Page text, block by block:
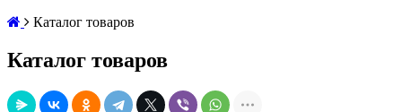
Каталог товаров
Каталог товаров